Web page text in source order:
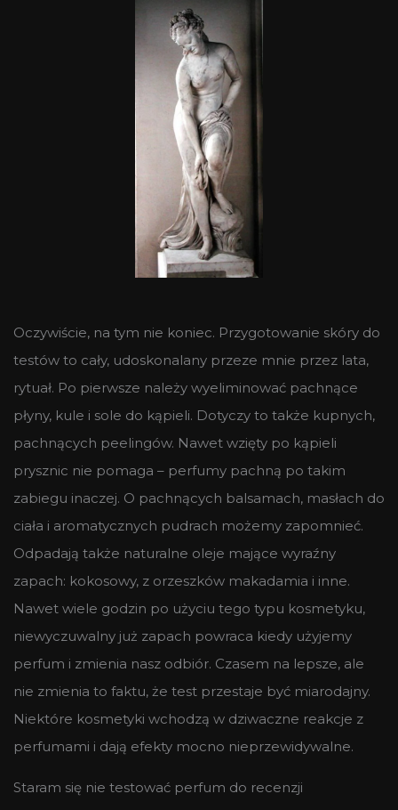
Oczywiście, na tym nie koniec. Przygotowanie skóry do
testów to cały, udoskonalany przeze mnie przez lata,
rytuał. Po pierwsze należy wyeliminować pachnące
płyny, kule i sole do kąpieli. Dotyczy to także kupnych,
pachnących peelingów. Nawet wzięty po kąpieli
prysznic nie pomaga – perfumy pachną po takim
zabiegu inaczej. O pachnących balsamach, masłach do
ciała i aromatycznych pudrach możemy zapomnieć.
Odpadają także naturalne oleje mające wyraźny
zapach: kokosowy, z orzeszków makadamia i inne.
Nawet wiele godzin po użyciu tego typu kosmetyku,
niewyczuwalny już zapach powraca kiedy użyjemy
perfum i zmienia nasz odbiór. Czasem na lepsze, ale
nie zmienia to faktu, że test przestaje być miarodajny.
Niektóre kosmetyki wchodzą w dziwaczne reakcje z
perfumami i dają efekty mocno nieprzewidywalne.
Staram się nie testować perfum do recenzji